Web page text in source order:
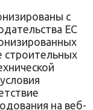
с
ЕС
строительных
на веб-